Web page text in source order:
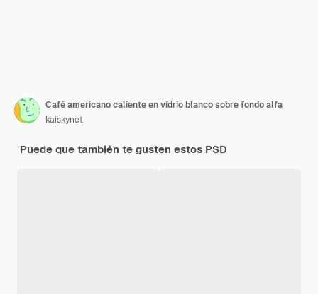
Café americano caliente en vidrio blanco sobre fondo alfa
kaiskynet
Puede que también te gusten estos PSD